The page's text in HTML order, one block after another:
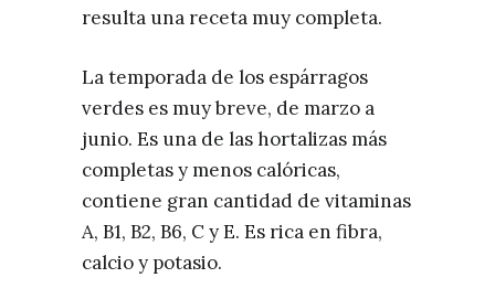
resulta una receta muy completa.
La temporada de los espárragos
verdes es muy breve, de marzo a
junio. Es una de las hortalizas más
completas y menos calóricas,
contiene gran cantidad de vitaminas
A, B1, B2, B6, C y E. Es rica en fibra,
calcio y potasio.